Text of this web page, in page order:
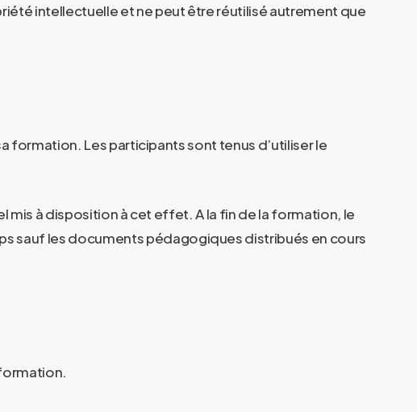
intellectuelle et ne peut être réutilisé autrement que
formation. Les participants sont tenus d’utiliser le
mis à disposition à cet effet. A la fin de la formation, le
sauf les documents pédagogiques distribués en cours